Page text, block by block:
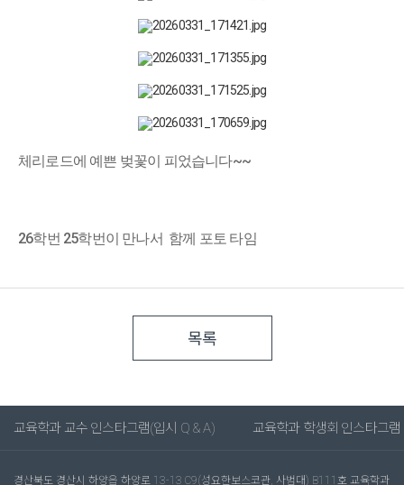
체리로드에 예쁜 벚꽃이 피었습니다~~
26학번 25학번이 만나서 함께 포토 타임
목록
교육학과 교수 인스타그램(입시 Q & A) 교육학과 학생회 인스타그램
경산북도 경산시 하양읍 하양로 13-13 C9(성요한보스코관, 사범대) B111호 교육학과